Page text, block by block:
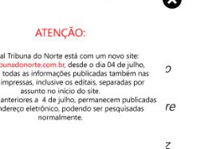
de problemas de uma
os estudantes. É uma
com a educação
desenvolvimento integral do
e conhecimentos
por ser um jogo popular entre
com que o aprendizado
conexão a algo que já faz